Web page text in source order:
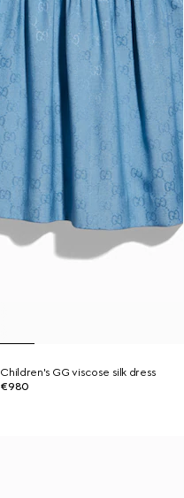
Children's GG viscose silk dress
€980